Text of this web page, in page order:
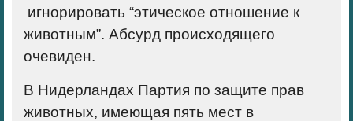
игнорировать “этическое отношение к
животным”. Абсурд происходящего
очевиден.
В Нидерландах Партия по защите прав
животных, имеющая пять мест в